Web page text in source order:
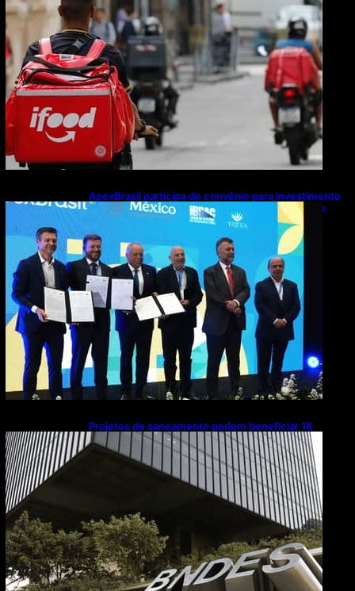
ApexBrasil participa de convênio para investimento
de R$ 2,63 milhões em exportações de cachaça
Projetos de saneamento podem beneficiar 18
milhões de brasileiros